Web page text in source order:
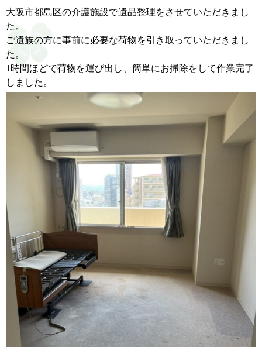
大阪市都島区の介護施設で遺品整理をさせていただきまし
た。
ご遺族の方に事前に必要な荷物を引き取っていただきまし
た。
1時間ほどで荷物を運び出し、 簡単にお掃除をして作業完了
しました。